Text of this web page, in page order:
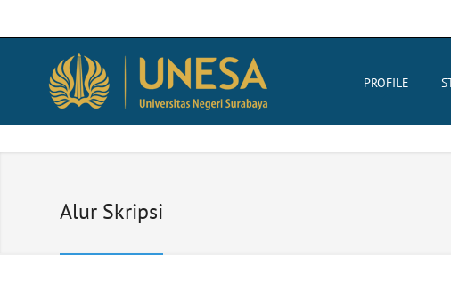
PROFILE
Alur Skripsi